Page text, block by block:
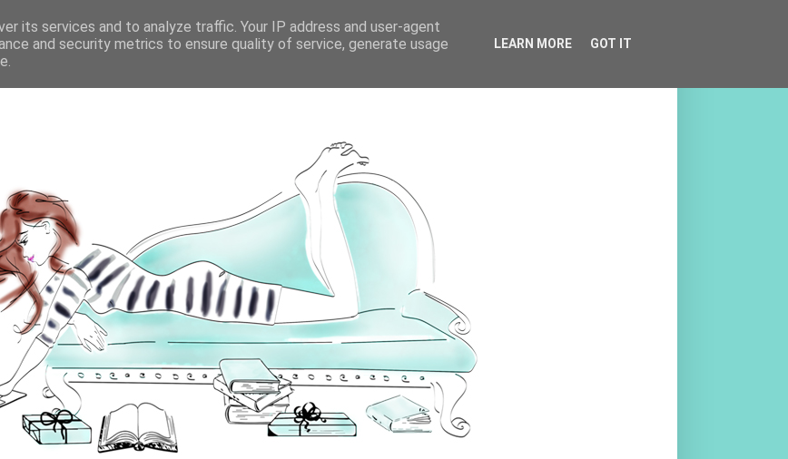
its services and to analyze traffic. Your IP address and user-agent
and security metrics to ensure quality of service, generate usage
LEARN MORE GOT IT